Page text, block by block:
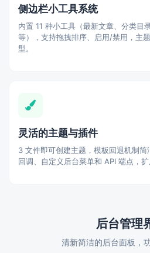
侧边栏小工具系统
内置 11 种小工具（最新文章、分类目
等），支持拖拽排序、启用/禁用，主
型。
灵活的主题与插件
3 文件即可创建主题，模板回退机制
回调、自定义后台菜单和 API 端点，扩
后台管理
清新简洁的后台面板，